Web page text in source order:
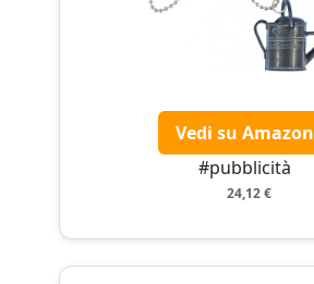
Vedi su Amazon
#pubblicità
24,12 €